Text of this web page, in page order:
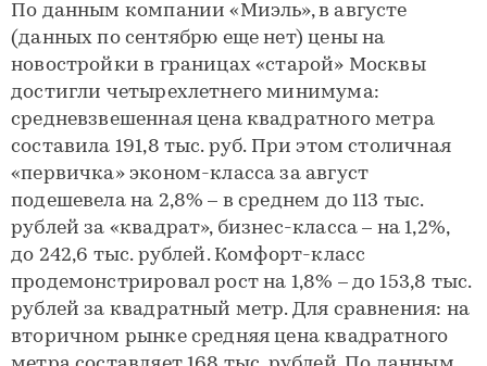
По данным компании «Миэль», в августе
(данных по сентябрю еще нет) цены на
новостройки в границах «старой» Москвы
достигли четырехлетнего минимума:
средневзвешенная цена квадратного метра
составила 191,8 тыс. руб. При этом столичная
«первичка» эконом-класса за август
подешевела на 2,8% – в среднем до 113 тыс.
рублей за «квадрат», бизнес-класса – на 1,2%,
до 242,6 тыс. рублей. Комфорт-класс
продемонстрировал рост на 1,8% – до 153,8 тыс.
рублей за квадратный метр. Для сравнения: на
вторичном рынке средняя цена квадратного